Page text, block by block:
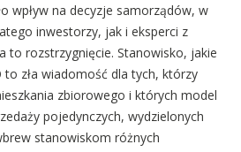
wpływ na decyzje samorządów, w
inwestorzy, jak i eksperci z
to rozstrzygnięcie. Stanowisko, jakie
to zła wiadomość dla tych, którzy
zbiorowego i których model
pojedynczych, wydzielonych
stanowiskom różnych